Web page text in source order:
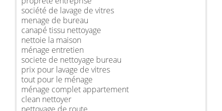
société de lavage de vitres
menage de bureau
canapé tissu nettoyage
nettoie la maison
ménage entretien
societe de nettoyage bureau
prix pour lavage de vitres
tout pour le ménage
ménage complet appartement
clean nettoyer
nettoyage de route